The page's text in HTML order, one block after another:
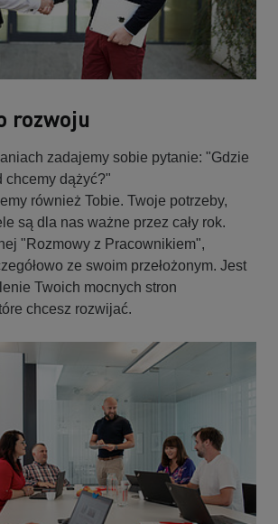
rozwoju
zadajemy sobie pytanie: "Gdzie
chcemy dążyć?"
również Tobie. Twoje potrzeby,
są dla nas ważne przez cały rok.
"Rozmowy z Pracownikiem",
ze swoim przełożonym. Jest
Twoich mocnych stron
chcesz rozwijać.